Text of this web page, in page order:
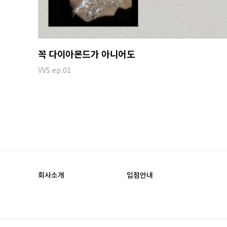
꼭 다이아몬드가 아니어도
VVS ep.01
회사소개 입점안내